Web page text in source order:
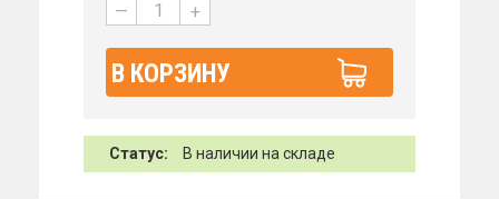
— +
В КОРЗИНУ
Статус: В наличии на складе